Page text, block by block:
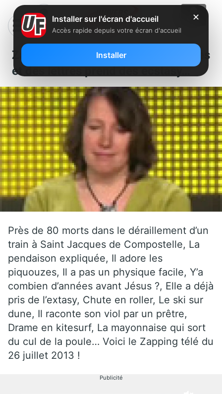
Zapping : Une candidate des chiffres
et des lettres prend des ecstasy…
Près de 80 morts dans le déraillement d’un
train à Saint Jacques de Compostelle, La
pendaison expliquée, Il adore les
piquouzes, Il a pas un physique facile, Y’a
combien d’années avant Jésus ?, Elle a déjà
pris de l’extasy, Chute en roller, Le ski sur
dune, Il raconte son viol par un prêtre,
Drame en kitesurf, La mayonnaise qui sort
du cul de la poule… Voici le Zapping télé du
26 juillet 2013 !
Publicité
✕
Installer sur l'écran d'accueil
Accès rapide depuis votre écran d'accueil
Installer